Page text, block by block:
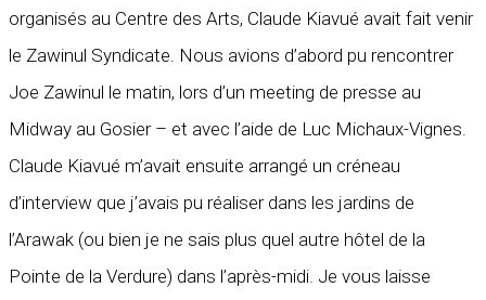
organisés au Centre des Arts, Claude Kiavué avait fait venir
le Zawinul Syndicate. Nous avions d’abord pu rencontrer
Joe Zawinul le matin, lors d’un meeting de presse au
Midway au Gosier – et avec l’aide de Luc Michaux-Vignes.
Claude Kiavué m’avait ensuite arrangé un créneau
d’interview que j’avais pu réaliser dans les jardins de
l’Arawak (ou bien je ne sais plus quel autre hôtel de la
Pointe de la Verdure) dans l’après-midi. Je vous laisse